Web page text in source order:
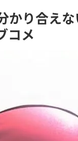
かり合え
コメ